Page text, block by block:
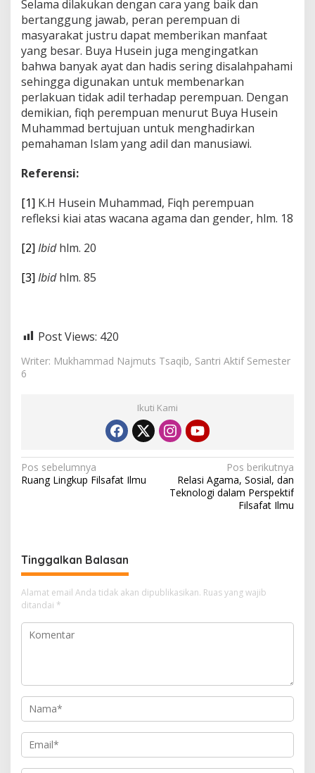
Selama dilakukan dengan cara yang baik dan
bertanggung jawab, peran perempuan di
masyarakat justru dapat memberikan manfaat
yang besar. Buya Husein juga mengingatkan
bahwa banyak ayat dan hadis sering disalahpahami
sehingga digunakan untuk membenarkan
perlakuan tidak adil terhadap perempuan. Dengan
demikian, fiqh perempuan menurut Buya Husein
Muhammad bertujuan untuk menghadirkan
pemahaman Islam yang adil dan manusiawi.
Referensi:
[1] K.H Husein Muhammad, Fiqh perempuan
refleksi kiai atas wacana agama dan gender, hlm. 18
[2] Ibidhlm. 20
[3] Ibidhlm. 85
Post Views: 420
Writer: Mukhammad Najmuts Tsaqib, Santri Aktif Semester
6
Ikuti Kami
N
a
g
a
s
i
p
Pos sebelumnya
Ruang Lingkup Filsafat Ilmu
Pos berikutnya
Relasi Agama, Sosial, dan
Teknologi dalam Perspektif
Filsafat Ilmu
Tinggalkan Balasan
Alamat email Anda tidak akan dipublikasikan. Ruas yang wajib
ditandai *